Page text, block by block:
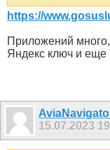
https://
Приложений
Яндекс ключ и еще
15.07.2023